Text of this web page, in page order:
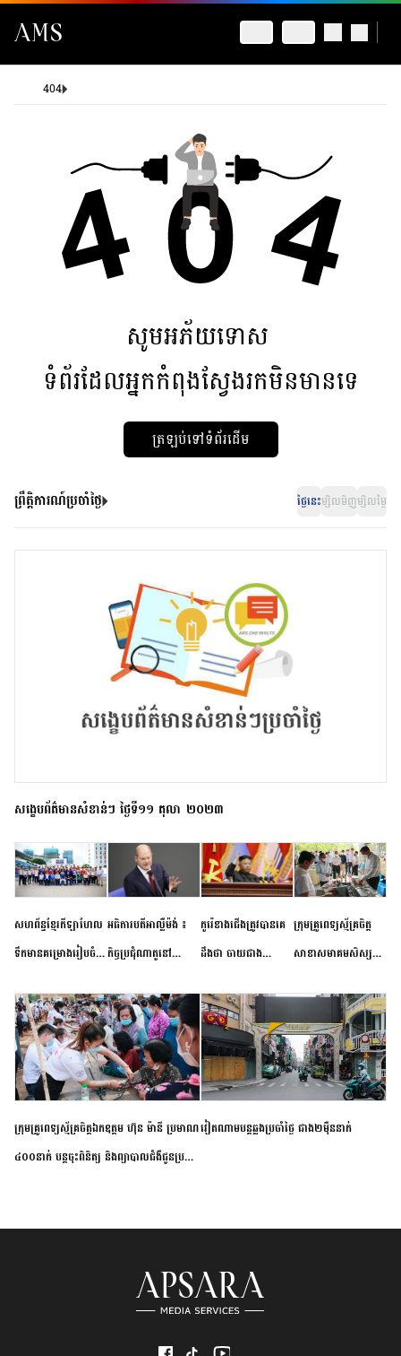
404
សូមអភ័យទោស
ទំព័រដែលអ្នកកំពុងស្វែងរកមិនមានទេ
ត្រឡប់ទៅទំព័រដើម
ព្រឹត្តិការណ៍ប្រចាំថ្ងៃ ថ្ងៃនេះម្សិលមិញម្សិលម្ងៃ
សង្ខេបព័ត៌មានសំខាន់ៗ ថ្ងៃទី១១ តុលា ២០២៣
សហព័ន្ធខ្មែរកីឡាហែល
ទឹកមានគម្រោងរៀបចំ
កម្រិតបឋម ដល់ឧត្តម
សិក្សានាពេលខាងមុខ
អធិការបតីអាល្លឺម៉ង់ ៖
កិច្ចប្រជុំណាតូនៅ
ខាងមុខនឹងបញ្ជូនសញ្ញា
នៃភាពស្អិតរមួត និង
ការប្តេជ្ញាចិត្ត
កូរ៉េខាងជើងត្រូវបានគេ
ដឹងថា ចាយជាង
អភិវឌ្ឍន៍នុយក្លេអ៊ែរ
ក្រុមគ្រូពេទ្យស្ម័គ្រចិត្ត
សាខាសមាគមសិស្ស
ខេត្តកំពង់ចាម ចុះពិនិត្យ
ពិគ្រោះជំងឺទូទៅ និងផ្តល់
ថ្នាំពេទ្យជូនប្រជាពលរដ្ឋ
រស់នៅសង្កាត់បឹងកុក
ក្រុមគ្រូពេទ្យស្ម័គ្រចិត្តឯកឧត្តម ហ៊ុន ម៉ានី ប្រមាណ
៤០០នាក់ បន្តចុះពិនិត្យ និងព្យាបាលជំងឺជូនប្រជា
វៀតណាម​បន្ត​ឆ្លង​ប្រចាំថ្ងៃ​ ​ជាង​២​ម៉ឺន​នាក់​